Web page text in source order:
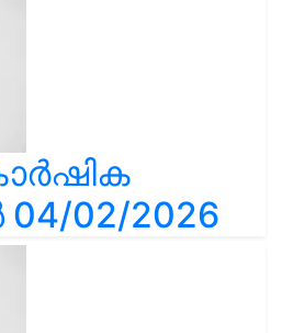
02/2026